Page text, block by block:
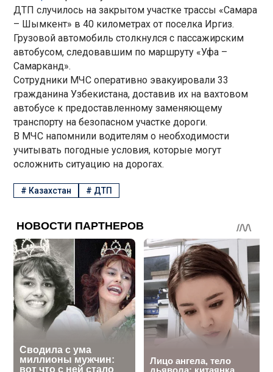
ДТП случилось на закрытом участке трассы «Самара
– Шымкент» в 40 километрах от поселка Иргиз.
Грузовой автомобиль столкнулся с пассажирским
автобусом, следовавшим по маршруту «Уфа –
Самарканд».
Сотрудники МЧС оперативно эвакуировали 33
гражданина Узбекистана, доставив их на вахтовом
автобусе к предоставленному заменяющему
транспорту на безопасном участке дороги.
В МЧС напомнили водителям о необходимости
учитывать погодные условия, которые могут
осложнить ситуацию на дорогах.
# Казахстан # ДТП